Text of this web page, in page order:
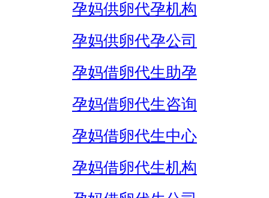
孕妈供卵代孕机构
孕妈供卵代孕公司
孕妈借卵代生助孕
孕妈借卵代生咨询
孕妈借卵代生中心
孕妈借卵代生机构